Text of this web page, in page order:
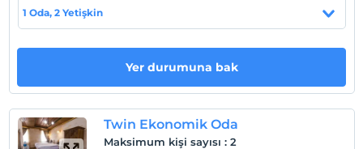
merkeze 550 metre mesafede yer almaktadır.
Haritada Göster
Otel koşulları
1 Oda, 2 Yetişkin
Yer durumuna bak
Twin Ekonomik Oda
Maksimum kişi sayısı : 2